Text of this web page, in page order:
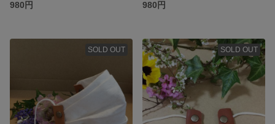
980円 980円
SOLD OUT SOLD OUT